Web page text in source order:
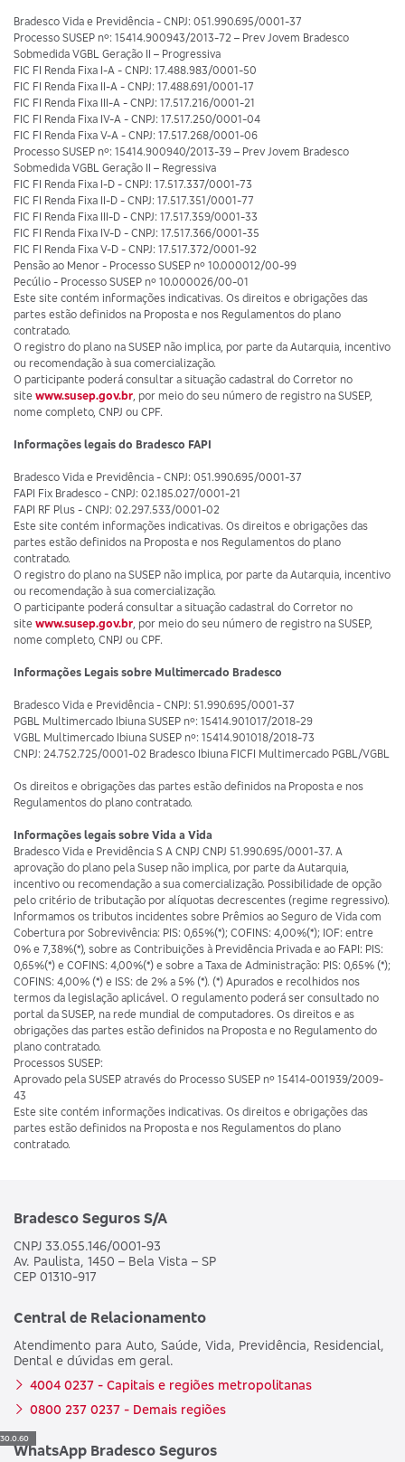
Bradesco Vida e Previdência - CNPJ: 051.990.695/0001-37
Processo SUSEP nº: 15414.900943/2013-72 – Prev Jovem Bradesco
Sobmedida VGBL Geração II – Progressiva
FIC FI Renda Fixa I-A - CNPJ: 17.488.983/0001-50
FIC FI Renda Fixa II-A - CNPJ: 17.488.691/0001-17
FIC FI Renda Fixa III-A - CNPJ: 17.517.216/0001-21
FIC FI Renda Fixa IV-A - CNPJ: 17.517.250/0001-04
FIC FI Renda Fixa V-A - CNPJ: 17.517.268/0001-06
Processo SUSEP nº: 15414.900940/2013-39 – Prev Jovem Bradesco
Sobmedida VGBL Geração II – Regressiva
FIC FI Renda Fixa I-D - CNPJ: 17.517.337/0001-73
FIC FI Renda Fixa II-D - CNPJ: 17.517.351/0001-77
FIC FI Renda Fixa III-D - CNPJ: 17.517.359/0001-33
FIC FI Renda Fixa IV-D - CNPJ: 17.517.366/0001-35
FIC FI Renda Fixa V-D - CNPJ: 17.517.372/0001-92
Pensão ao Menor - Processo SUSEP nº 10.000012/00-99
Pecúlio - Processo SUSEP nº 10.000026/00-01
Este site contém informações indicativas. Os direitos e obrigações das
partes estão definidos na Proposta e nos Regulamentos do plano
contratado.
O registro do plano na SUSEP não implica, por parte da Autarquia, incentivo
ou recomendação à sua comercialização.
O participante poderá consultar a situação cadastral do Corretor no
site www.susep.gov.br, por meio do seu número de registro na SUSEP,
nome completo, CNPJ ou CPF.
Informações legais do Bradesco FAPI
Bradesco Vida e Previdência - CNPJ: 051.990.695/0001-37
FAPI Fix Bradesco - CNPJ: 02.185.027/0001-21
FAPI RF Plus - CNPJ: 02.297.533/0001-02
Este site contém informações indicativas. Os direitos e obrigações das
partes estão definidos na Proposta e nos Regulamentos do plano
contratado.
O registro do plano na SUSEP não implica, por parte da Autarquia, incentivo
ou recomendação à sua comercialização.
O participante poderá consultar a situação cadastral do Corretor no
site www.susep.gov.br, por meio do seu número de registro na SUSEP,
nome completo, CNPJ ou CPF.
Informações Legais sobre Multimercado Bradesco
Bradesco Vida e Previdência - CNPJ: 51.990.695/0001-37
PGBL Multimercado Ibiuna SUSEP nº: 15414.901017/2018-29
VGBL Multimercado Ibiuna SUSEP nº: 15414.901018/2018-73
CNPJ: 24.752.725/0001-02 Bradesco Ibiuna FICFI Multimercado PGBL/VGBL
Os direitos e obrigações das partes estão definidos na Proposta e nos
Regulamentos do plano contratado.
Informações legais sobre Vida a Vida
Bradesco Vida e Previdência S A CNPJ CNPJ 51.990.695/0001-37. A
aprovação do plano pela Susep não implica, por parte da Autarquia,
incentivo ou recomendação a sua comercialização. Possibilidade de opção
pelo critério de tributação por alíquotas decrescentes (regime regressivo).
Informamos os tributos incidentes sobre Prêmios ao Seguro de Vida com
Cobertura por Sobrevivência: PIS: 0,65%(*); COFINS: 4,00%(*); IOF: entre
0% e 7,38%(*), sobre as Contribuições à Previdência Privada e ao FAPI: PIS:
0,65%(*) e COFINS: 4,00%(*) e sobre a Taxa de Administração: PIS: 0,65% (*);
COFINS: 4,00% (*) e ISS: de 2% a 5% (*). (*) Apurados e recolhidos nos
termos da legislação aplicável. O regulamento poderá ser consultado no
portal da SUSEP, na rede mundial de computadores. Os direitos e as
obrigações das partes estão definidos na Proposta e no Regulamento do
plano contratado.
Processos SUSEP:
Aprovado pela SUSEP através do Processo SUSEP nº 15414-001939/2009-
43
Este site contém informações indicativas. Os direitos e obrigações das
partes estão definidos na Proposta e nos Regulamentos do plano
contratado.
30.0.60
Bradesco Seguros S/A
CNPJ 33.055.146/0001-93
Av. Paulista, 1450 – Bela Vista – SP
CEP 01310-917
Central de Relacionamento
Atendimento para Auto, Saúde, Vida, Previdência, Residencial,
Dental e dúvidas em geral.
4004 0237 - Capitais e regiões metropolitanas
0800 237 0237 - Demais regiões
WhatsApp Bradesco Seguros